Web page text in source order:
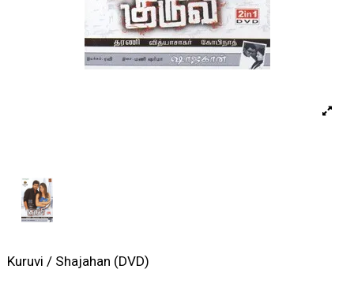
Kuruvi / Shajahan (DVD)